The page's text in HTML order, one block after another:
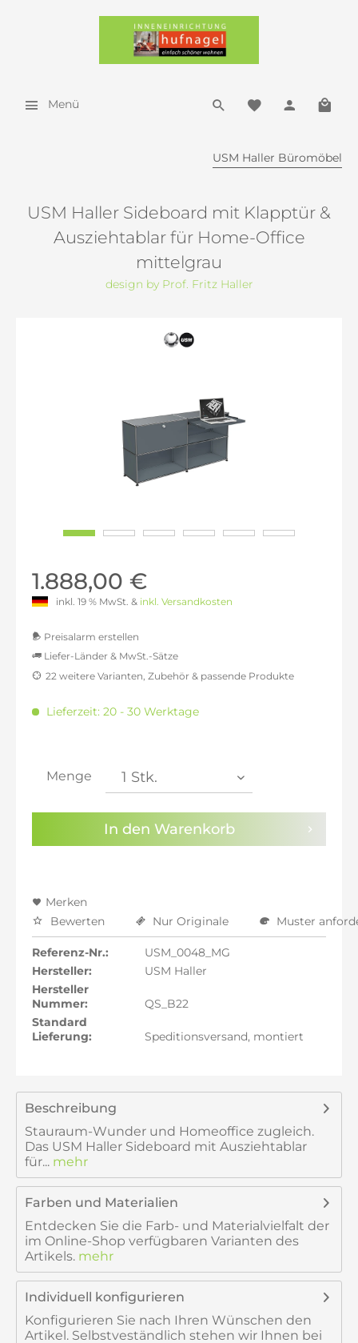
Menü
USM Haller Büromöbel
USM Haller Sideboard mit Klapptür &
Ausziehtablar für Home-Office
mittelgrau
design by Prof. Fritz Haller
1.888,00 €
inkl. 19 % MwSt. & inkl. Versandkosten
Preisalarm erstellen
Sie haben dieDatenschutzbestimmungenzur
Kenntnis genommen.
Liefer-Länder & MwSt.-Sätze
inkl. 16% MwSt.: 1.840,40 €
inkl. 20% MwSt.: 1.903,87 €
inkl. 21% MwSt.: 1.919,73 €
inkl. 22% MwSt.: 1.935,60 €
22 weitere Varianten, Zubehör & passende Produkte
Lieferzeit: 20 - 30 Werktage
Menge
In den Warenkorb
Merken
Bewerten
Nur Originale Muster
Referenz-Nr.:
USM_0048_MG
Hersteller:
USM Haller
Hersteller
Nummer:
QS_B22
Standard
Lieferung:
Speditionsversand, montiert
Beschreibung
Stauraum-Wunder und Homeoffice zugleich.
Das USM Haller Sideboard mit Ausziehtablar
für... mehr
Farben und Materialien
Entdecken Sie die Farb- und Materialvielfalt der
im Online-Shop verfügbaren Varianten des
Artikels. mehr
Individuell konfigurieren
Konfigurieren Sie nach Ihren Wünschen den
Artikel. Selbstveständlich stehen wir Ihnen bei